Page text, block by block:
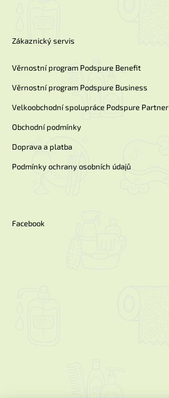
Zákaznický servis
Věrnostní program Podspure Benefit
Věrnostní program Podspure Business
Velkoobchodní spolupráce Podspure Partner
Obchodní podmínky
Doprava a platba
Podmínky ochrany osobních údajů
Facebook